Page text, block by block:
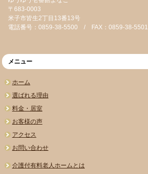
〒683-0003
米子市皆生2丁目13番13号
電話番号：0859-38-5500 / FAX：0859-38-5501
メニュー
ホーム
選ばれる理由
料金・居室
お客様の声
アクセス
お問い合わせ
介護付有料老人ホームとは